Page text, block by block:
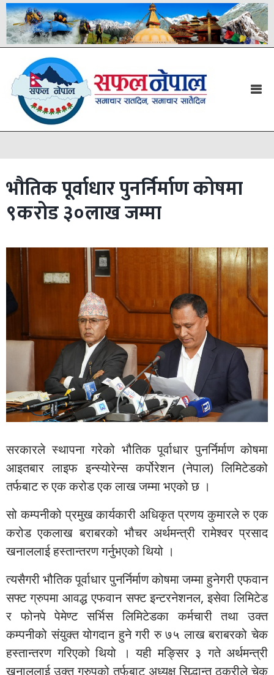
भौतिक पूर्वाधार पुनर्निर्माण कोषमा
९करोड ३०लाख जम्मा
सरकारले स्थापना गरेको भौतिक पूर्वाधार पुनर्निर्माण कोषमा
आइतबार लाइफ इन्स्योरेन्स कर्पोरेशन (नेपाल) लिमिटेडको
तर्फबाट रु एक करोड एक लाख जम्मा भएको छ ।
सो कम्पनीको प्रमुख कार्यकारी अधिकृत प्रणय कुमारले रु एक
करोड एकलाख बराबरको भौचर अर्थमन्त्री रामेश्वर प्रसाद
खनाललाई हस्तान्तरण गर्नुभएको थियो ।
त्यसैगरी भौतिक पूर्वाधार पुनर्निर्माण कोषमा जम्मा हुनेगरी एफवान
सफ्ट ग्रुपमा आवद्ध एफवान सफ्ट इन्टरनेशनल, इसेवा लिमिटेड
र फोनपे पेमेण्ट सर्भिस लिमिटेडका कर्मचारी तथा उक्त
कम्पनीको संयुक्त योगदान हुने गरी रु ७५ लाख बराबरको चेक
हस्तान्तरण गरिएको थियो । यही मङ्सिर ३ गते अर्थमन्त्री
खनाललाई उक्त ग्रुपको तर्फबाट अध्यक्ष सिद्धान्त ठकुरीले चेक